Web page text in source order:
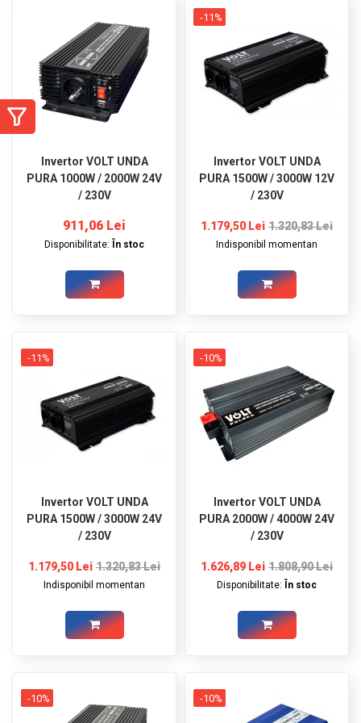
ECHIPAMENTE
ELECTRICE
ECHIPAMENTE
PROTECȚIEInvertor VOLT UNDA
PURA 1000W / 2000W 24V
/ 230V
911,06 Lei
Disponibilitate: În stoc
-11%
Invertor VOLT UNDA
PURA 1500W / 3000W 12V
/ 230V
1.179,50 Lei 1.320,83 Lei
Indisponibil momentan
-11%
Invertor VOLT UNDA
PURA 1500W / 3000W 24V
/ 230V
1.179,50 Lei 1.320,83 Lei
Indisponibil momentan
-10%
Invertor VOLT UNDA
PURA 2000W / 4000W 24V
/ 230V
1.626,89 Lei 1.808,90 Lei
Disponibilitate: În stoc
-10% -10%